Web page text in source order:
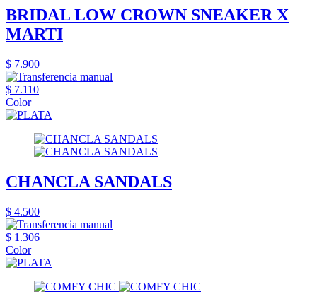
BRIDAL LOW CROWN SNEAKER X
MARTI
$ 7.900
$ 7.110
Color
CHANCLA SANDALS
$ 4.500
$ 1.306
Color